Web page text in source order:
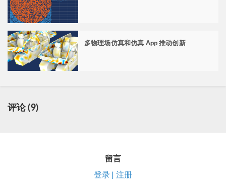
多物理场仿真和仿真 App 推动创新
评论 (9)
留言
登录 | 注册